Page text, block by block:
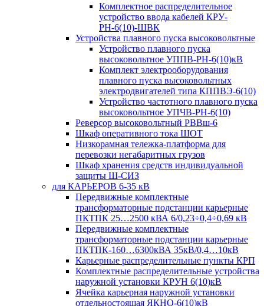
Комплектное распределительное
устройство ввода кабелей КРУ-
РН-6(10)-ШВК
Устройства плавного пуска высоковольтные
Устройство плавного пуска
высоковольтное УППВ-РН-6(10)кВ
Комплект электрооборудования
плавного пуска высоковольтных
электродвигателей типа КППВЭ-6(10)
Устройство частотного плавного пуска
высоковольтное УПЧВ-РН-6(10)
Реверсор высоковольтный РВВш-6
Шкаф оперативного тока ШОТ
Низкорамная тележка-платформа для
перевозки негабаритных грузов
Шкаф хранения средств индивидуальной
защиты Ш-СИЗ
для КАРЬЕРОВ 6-35 кВ
Передвижные комплектные
трансформаторные подстанции карьерные
ПКТПК 25…2500 кВА 6/0,23÷0,4÷0,69 кВ
Передвижные комплектные
трансформаторные подстанции карьерные
ПКТПК-160…6300кВА 35кВ/0,4…10кВ
Карьерные распределительные пункты КРП
Комплектные распределительные устройства
наружной установки КРУН 6(10)кВ
Ячейка карьерная наружной установки
отдельностоящая ЯКНО-6(10)кВ